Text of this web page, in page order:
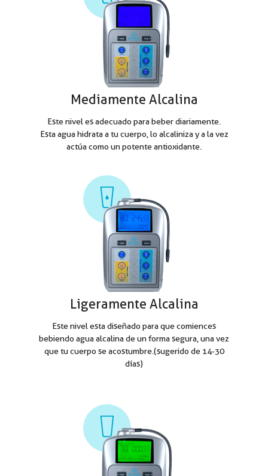
Mediamente Alcalina
Este nivel es adecuado para beber diariamente.
Esta agua hidrata a tu cuerpo, lo alcaliniza y a la vez
actúa como un potente antioxidante.
Ligeramente Alcalina
Este nivel esta diseñado para que comiences
bebiendo agua alcalina de un forma segura, una vez
que tu cuerpo se acostumbre.(sugerido de 14-30
días)